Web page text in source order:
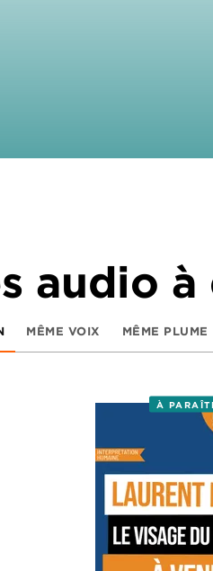
audio à
MÊME VOIX MÊME PLUME
À